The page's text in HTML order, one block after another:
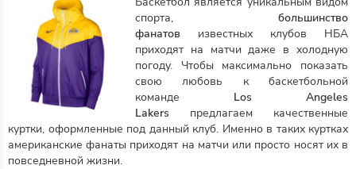
спорта, большинство
фанатов известных клубов НБА
приходят на матчи даже в холодную
погоду. Чтобы максимально показать
свою любовь к баскетбольной
команде Los Angeles
Lakers предлагаем качественные
куртки, оформленные под данный клуб. Именно в таких куртках
американские фанаты приходят на матчи или просто носят их в
повседневной жизни.